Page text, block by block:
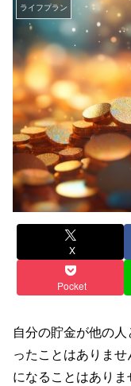
ライフプラン
X
Pocket
自分の貯金が他の
ったことはありま
になることはあり